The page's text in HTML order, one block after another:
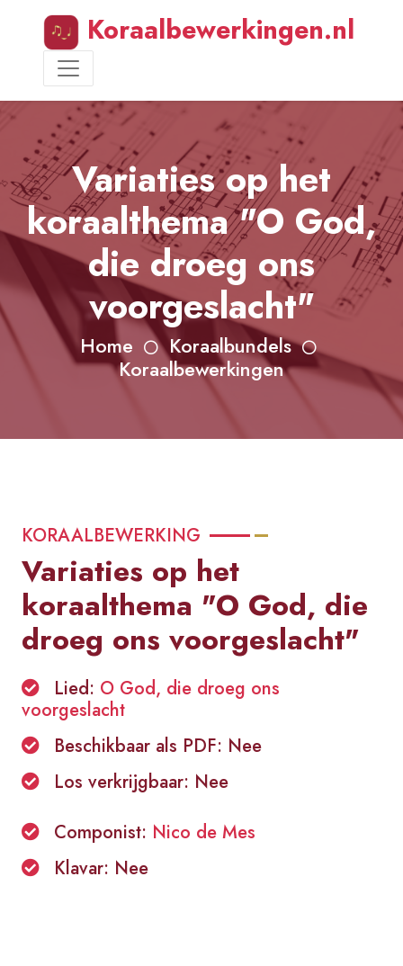
Koraalbewerkingen.nl
Variaties op het
koraalthema "O God,
die droeg ons
voorgeslacht"
Home
Koraalbundels
Koraalbewerkingen
KORAALBEWERKING
Variaties op het
koraalthema "O God, die
droeg ons voorgeslacht"
Lied: O God, die droeg ons
voorgeslacht
Beschikbaar als PDF: Nee
Los verkrijgbaar: Nee
Componist: Nico de Mes
Klavar: Nee